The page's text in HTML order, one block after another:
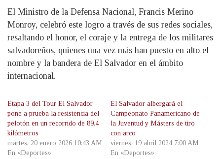
El Ministro de la Defensa Nacional, Francis Merino
Monroy, celebró este logro a través de sus redes sociales,
resaltando el honor, el coraje y la entrega de los militares
salvadoreños, quienes una vez más han puesto en alto el
nombre y la bandera de El Salvador en el ámbito
internacional.
Etapa 3 del Tour El Salvador
pone a prueba la resistencia del
pelotón en un recorrido de 89.4
kilómetros
martes, 20 enero 2026 10:43 AM
En «Deportes»
El Salvador albergará el
Campeonato Panamericano de
la Juventud y Másters de tiro
con arco
viernes, 19 abril 2024 7:00 AM
En «Deportes»